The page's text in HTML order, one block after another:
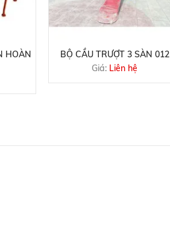
HOÀN
BỘ CẦU TRƯỢT 3 SÀN 012
Giá: Liên hệ